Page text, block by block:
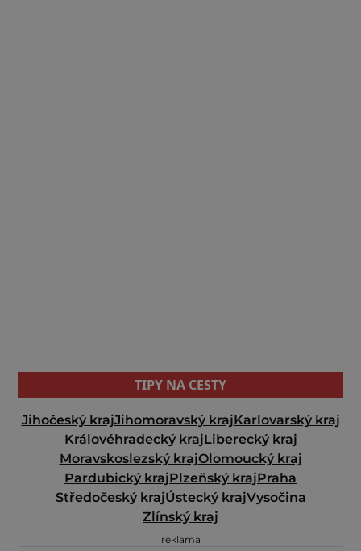
TIPY NA CESTY
Jihočeský krajJihomoravský krajKarlovarský kraj
Královéhradecký krajLiberecký kraj
Moravskoslezský krajOlomoucký kraj
Pardubický krajPlzeňský krajPraha
Středočeský krajÚstecký krajVysočina
Zlínský kraj
reklama